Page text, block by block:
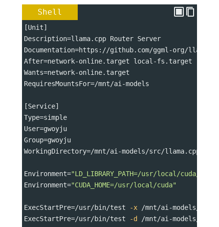
Shell
[Unit]
Description=llama.cpp Router Server
Documentation=https://github.com/ggml-org/
After=network-online.target local-fs.target
Wants=network-online.target
RequiresMountsFor=/mnt/ai-models
[Service]
Type=simple
User=gwoyju
Group=gwoyju
WorkingDirectory=/mnt/ai-models/src/llama.cpp
Environment="LD_LIBRARY_PATH=/usr/local/cuda/
Environment="CUDA_HOME=/usr/local/cuda"
ExecStartPre=/usr/bin/test -x /mnt/ai-models/src/
ExecStartPre=/usr/bin/test -d /mnt/ai-models/